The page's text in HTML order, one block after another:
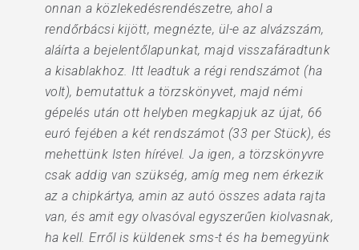
onnan a közlekedésrendészetre, ahol a
rendőrbácsi kijött, megnézte, ül-e az alvázszám,
aláírta a bejelentőlapunkat, majd visszafáradtunk
a kisablakhoz. Itt leadtuk a régi rendszámot (ha
volt), bemutattuk a törzskönyvet, majd némi
gépelés után ott helyben megkapjuk az újat, 66
euró fejében a két rendszámot (33 per Stück), és
mehettünk Isten hírével. Ja igen, a törzskönyvre
csak addig van szükség, amíg meg nem érkezik
az a chipkártya, amin az autó összes adata rajta
van, és amit egy olvasóval egyszerűen kiolvasnak,
ha kell. Erről is küldenek sms-t és ha bemegyünk